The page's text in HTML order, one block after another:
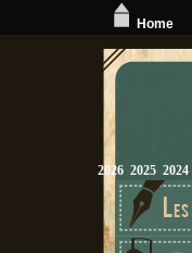
2026 2025 2024
Home